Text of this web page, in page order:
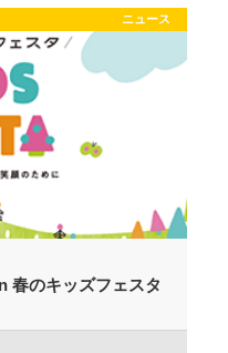
ニュース
春のキッズフェスタ